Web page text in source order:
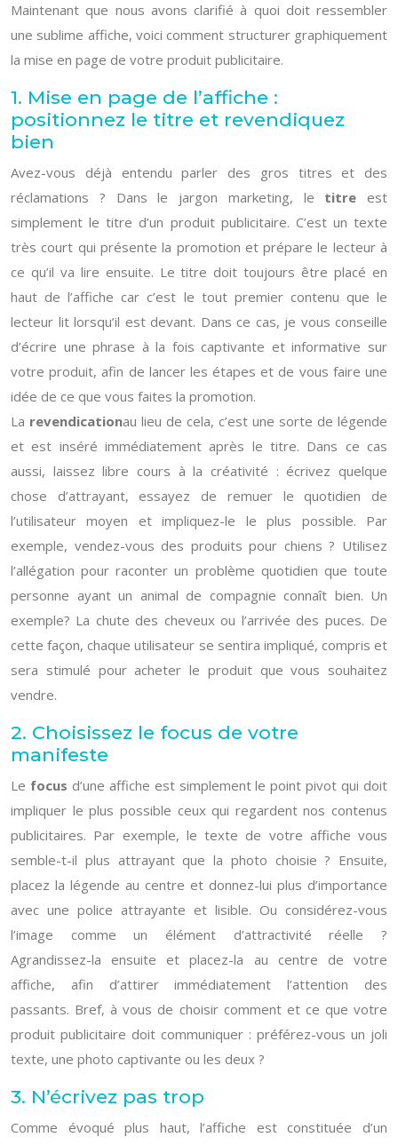
Maintenant que nous avons clarifié à quoi doit ressembler
une sublime affiche, voici comment structurer graphiquement
la mise en page de votre produit publicitaire.
1. Mise en page de l’affiche :
positionnez le titre et revendiquez
bien
Avez-vous déjà entendu parler des gros titres et des
réclamations ? Dans le jargon marketing, le titre est
simplement le titre d’un produit publicitaire. C’est un texte
très court qui présente la promotion et prépare le lecteur à
ce qu’il va lire ensuite. Le titre doit toujours être placé en
haut de l’affiche car c’est le tout premier contenu que le
lecteur lit lorsqu’il est devant. Dans ce cas, je vous conseille
d’écrire une phrase à la fois captivante et informative sur
votre produit, afin de lancer les étapes et de vous faire une
idée de ce que vous faites la promotion.
La revendicationau lieu de cela, c’est une sorte de légende
et est inséré immédiatement après le titre. Dans ce cas
aussi, laissez libre cours à la créativité : écrivez quelque
chose d’attrayant, essayez de remuer le quotidien de
l’utilisateur moyen et impliquez-le le plus possible. Par
exemple, vendez-vous des produits pour chiens ? Utilisez
l’allégation pour raconter un problème quotidien que toute
personne ayant un animal de compagnie connaît bien. Un
exemple? La chute des cheveux ou l’arrivée des puces. De
cette façon, chaque utilisateur se sentira impliqué, compris et
sera stimulé pour acheter le produit que vous souhaitez
vendre.
2. Choisissez le focus de votre
manifeste
Le focus d’une affiche est simplement le point pivot qui doit
impliquer le plus possible ceux qui regardent nos contenus
publicitaires. Par exemple, le texte de votre affiche vous
semble-t-il plus attrayant que la photo choisie ? Ensuite,
placez la légende au centre et donnez-lui plus d’importance
avec une police attrayante et lisible. Ou considérez-vous
l’image comme un élément d’attractivité réelle ?
Agrandissez-la ensuite et placez-la au centre de votre
affiche, afin d’attirer immédiatement l’attention des
passants. Bref, à vous de choisir comment et ce que votre
produit publicitaire doit communiquer : préférez-vous un joli
texte, une photo captivante ou les deux ?
3. N’écrivez pas trop
Comme évoqué plus haut, l’affiche est constituée d’un